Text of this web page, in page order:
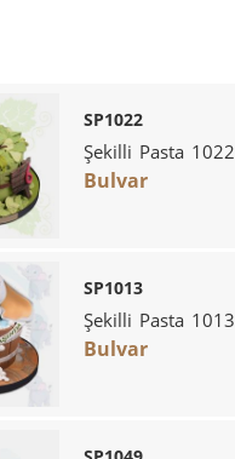
SP1022
Şekilli Pasta 1022
Bulvar
SP1013
Şekilli Pasta 1013
Bulvar